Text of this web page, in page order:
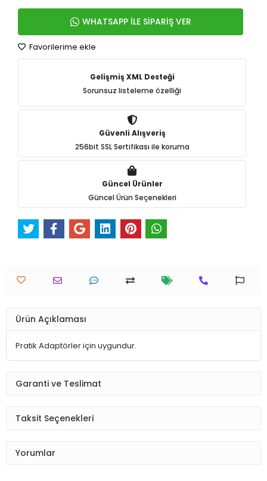
WHATSAPP İLE SİPARİŞ VER
Favorilerime ekle
Gelişmiş XML Desteği
Sorunsuz listeleme özelliği
Güvenli Alışveriş
256bit SSL Sertifikası ile koruma
Güncel Ürünler
Güncel Ürün Seçenekleri
Ürün Açıklaması
Pratik Adaptörler için uygundur.
Garanti ve Teslimat
Taksit Seçenekleri
Yorumlar